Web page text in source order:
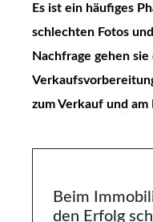
Es ist ein häufiges
schlechten Fotos
Nachfrage gehen
zum Verkauf und
Beim
den Erfolg